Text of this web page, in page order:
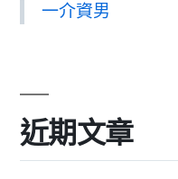
一介資男
近期文章